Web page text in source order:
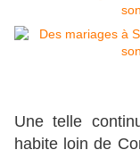
Une telle
habite loin de